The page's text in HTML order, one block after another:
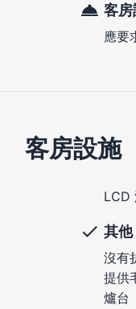
客
應要
客房設施
LCD
其他
沒有
提供
爐台